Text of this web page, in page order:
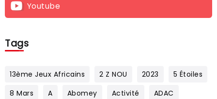
Youtube
Tags
13ème Jeux Africains 2 Z NOU 2023
5 Étoiles
8 Mars
A Abomey Activité
ADAC